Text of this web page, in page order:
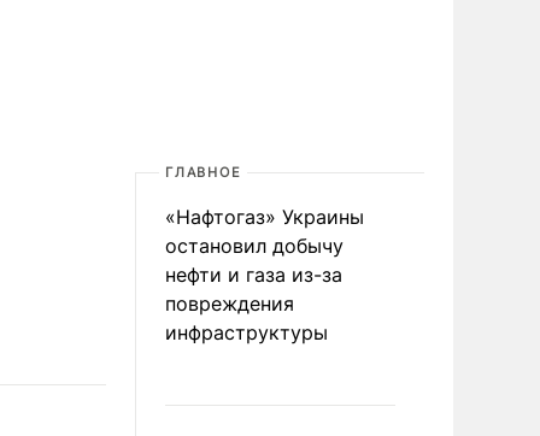
ГЛАВНОЕ
«Нафтогаз» Украины
остановил добычу
нефти и газа из-за
повреждения
инфраструктуры